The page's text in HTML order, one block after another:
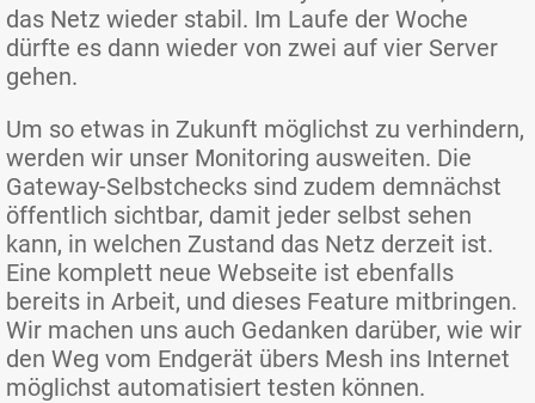
das Netz wieder stabil. Im Laufe der Woche
dürfte es dann wieder von zwei auf vier Server
gehen.
Um so etwas in Zukunft möglichst zu verhindern,
werden wir unser Monitoring ausweiten. Die
Gateway-Selbstchecks sind zudem demnächst
öffentlich sichtbar, damit jeder selbst sehen
kann, in welchen Zustand das Netz derzeit ist.
Eine komplett neue Webseite ist ebenfalls
bereits in Arbeit, und dieses Feature mitbringen.
Wir machen uns auch Gedanken darüber, wie wir
den Weg vom Endgerät übers Mesh ins Internet
möglichst automatisiert testen können.